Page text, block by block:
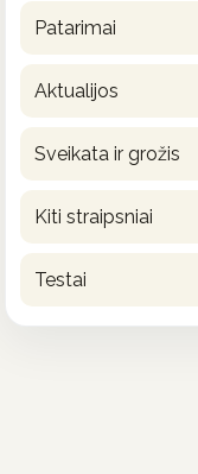
Patarimai
Aktualijos
Sveikata ir grožis
Kiti straipsniai
Testai